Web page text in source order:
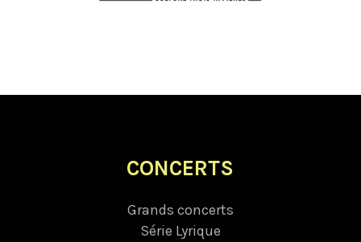
CONCERTS
Grands concerts
Série Lyrique